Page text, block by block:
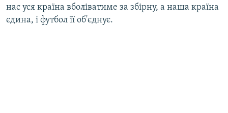
нас уся країна вболіватиме за збірну, а наша країна
єдина, і футбол її об'єднує.